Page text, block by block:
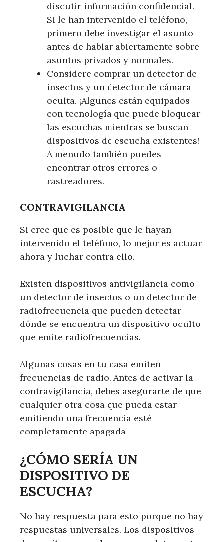
discutir información confidencial.
Si le han intervenido el teléfono,
primero debe investigar el asunto
antes de hablar abiertamente sobre
asuntos privados y normales.
Considere comprar un detector de
insectos y un detector de cámara
oculta. ¡Algunos están equipados
con tecnología que puede bloquear
las escuchas mientras se buscan
dispositivos de escucha existentes!
A menudo también puedes
encontrar otros errores o
rastreadores.
CONTRAVIGILANCIA
Si cree que es posible que le hayan
intervenido el teléfono, lo mejor es actuar
ahora y luchar contra ello.
Existen dispositivos antivigilancia como
un detector de insectos o un detector de
radiofrecuencia que pueden detectar
dónde se encuentra un dispositivo oculto
que emite radiofrecuencias.
Algunas cosas en tu casa emiten
frecuencias de radio. Antes de activar la
contravigilancia, debes asegurarte de que
cualquier otra cosa que pueda estar
emitiendo una frecuencia esté
completamente apagada.
¿CÓMO SERÍA UN
DISPOSITIVO DE
ESCUCHA?
No hay respuesta para esto porque no hay
respuestas universales. Los dispositivos